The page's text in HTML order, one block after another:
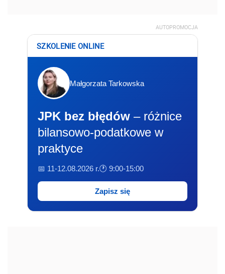
AUTOPROMOCJA
SZKOLENIE ONLINE
Małgorzata Tarkowska
JPK bez błędów – różnice
bilansowo-podatkowe w
praktyce
📅 11-12.08.2026 r.🕐 9:00-15:00
Zapisz się